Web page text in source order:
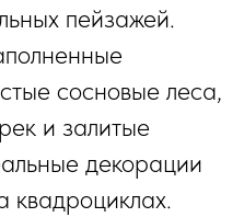
пейзажей.
сосновые леса,
и залитые
декорации
квадроциклах.